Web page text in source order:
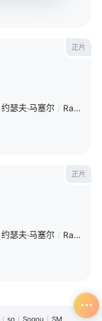
正片
约瑟夫·马塞尔 / Raquel
正片
约瑟夫·马塞尔 / Raquel
so Sogou SM